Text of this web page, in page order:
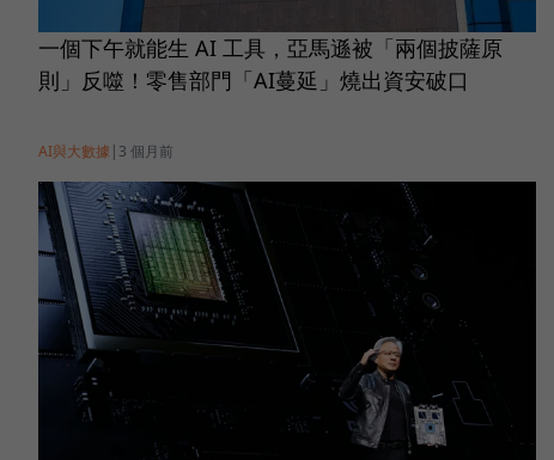
一個下午就能生 AI 工具，亞馬遜被「兩個披薩原
則」反噬！零售部門「AI蔓延」燒出資安破口
AI與大數據 | 3 個月前